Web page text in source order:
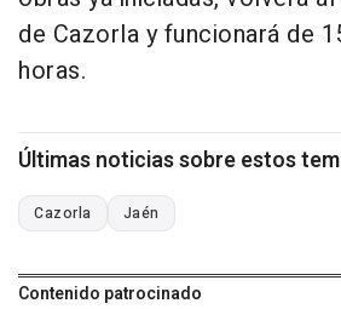
de Cazorla y funcionará de
horas.
Últimas noticias sobre estos
Cazorla Jaén
Contenido patrocinado